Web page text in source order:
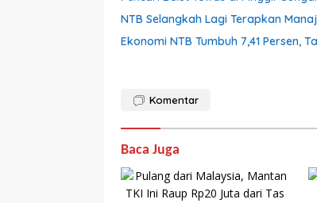
NTB Selangkah Lagi Terapkan
Ekonomi NTB Tumbuh 7,41 Persen,
Komentar
Baca Juga